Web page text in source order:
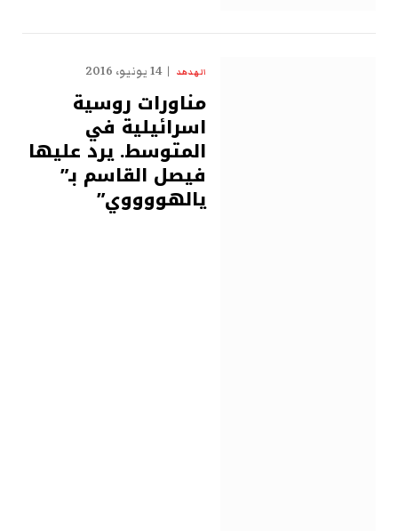
الهدهد 14 يونيو، 2016
مناورات روسية
اسرائيلية في
المتوسط. يرد عليها
فيصل القاسم بـ”
يالهووووي”